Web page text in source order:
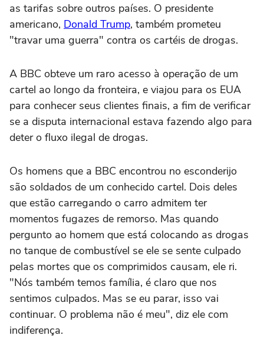
as tarifas sobre outros países. O presidente
americano, Donald Trump, também prometeu
"travar uma guerra" contra os cartéis de drogas.
A BBC obteve um raro acesso à operação de um
cartel ao longo da fronteira, e viajou para os EUA
para conhecer seus clientes finais, a fim de verificar
se a disputa internacional estava fazendo algo para
deter o fluxo ilegal de drogas.
Os homens que a BBC encontrou no esconderijo
são soldados de um conhecido cartel. Dois deles
que estão carregando o carro admitem ter
momentos fugazes de remorso. Mas quando
pergunto ao homem que está colocando as drogas
no tanque de combustível se ele se sente culpado
pelas mortes que os comprimidos causam, ele ri.
"Nós também temos família, é claro que nos
sentimos culpados. Mas se eu parar, isso vai
continuar. O problema não é meu", diz ele com
indiferença.